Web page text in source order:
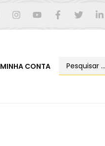
MINHA CONTA